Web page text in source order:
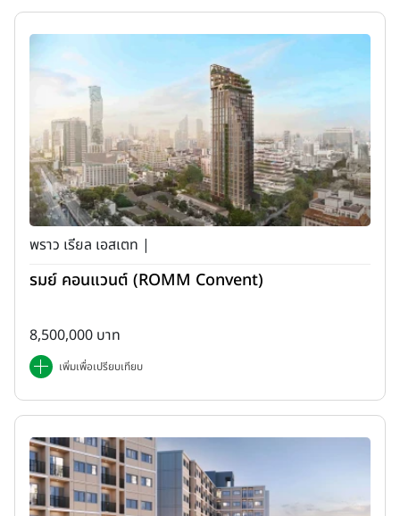
พราว เรียล เอสเตท |
รมย์ คอนแวนต์ (ROMM Convent)
8,500,000 บาท
เพิ่มเพื่อเปรียบเทียบ